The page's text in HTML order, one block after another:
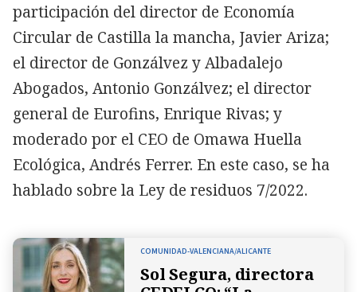
participación del director de Economía
Circular de Castilla la mancha, Javier Ariza;
el director de Gonzálvez y Albadalejo
Abogados, Antonio Gonzálvez; el director
general de Eurofins, Enrique Rivas; y
moderado por el CEO de Omawa Huella
Ecológica, Andrés Ferrer. En este caso, se ha
hablado sobre la Ley de residuos 7/2022.
COMUNIDAD-VALENCIANA/ALICANTE
Sol Segura, directora